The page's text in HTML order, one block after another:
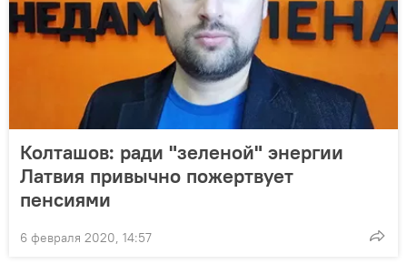
Колташов: ради "зеленой" энергии
Латвия привычно пожертвует
пенсиями
6 февраля 2020, 14:57